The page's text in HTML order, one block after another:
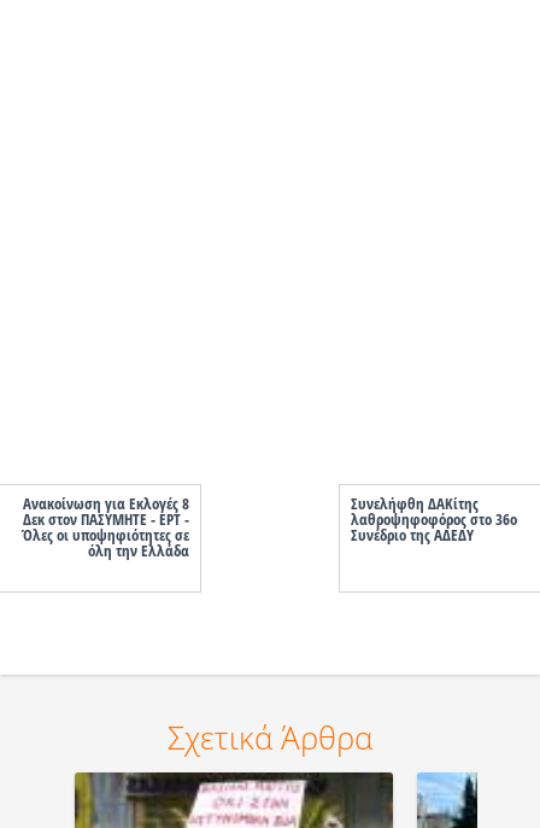
Ανακοίνωση για Εκλογές 8
Δεκ στον ΠΑΣΥΜΗΤΕ - ΕΡΤ -
Όλες οι υποψηφιότητες σε
όλη την Ελλάδα
Συνελήφθη ΔΑΚίτης
λαθροψηφοφόρος στο 36ο
Συνέδριο της ΑΔΕΔΥ
Σχετικά Άρθρα